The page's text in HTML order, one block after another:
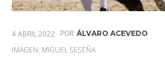
4 ABRIL 2022 POR ÁLVARO ACEVEDO
IMAGEN: MIGUEL SESEÑA